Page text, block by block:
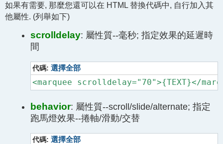
如果有需要, 那麼您還可以在 HTML 替換代碼中, 自行加入其
他屬性. (列舉如下)
scrolldelay: 屬性質--毫秒; 指定效果的延遲時
間
代碼:選擇全部
<marquee scrolldelay="70">{TEXT}</
behavior: 屬性質--scroll/slide/alternate; 指定
跑馬燈效果--捲軸/滑動/交替
代碼:選擇全部